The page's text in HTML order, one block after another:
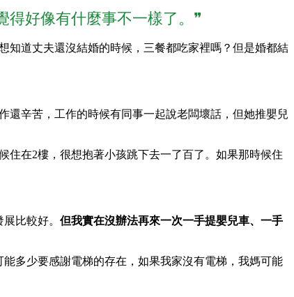
得好像有什麼事不一樣了。❞
知道丈夫還沒結婚的時候，三餐都吃家裡嗎？但是婚都結
還辛苦，工作的時候有同事一起說老闆壞話，但她推嬰兒
住在2樓，很想抱著小孩跳下去一了百了。如果那時候住
比較好。 但我實在沒辦法再來一次一手提嬰兒車、一手
多少要感謝電梯的存在，如果我家沒有電梯，我媽可能